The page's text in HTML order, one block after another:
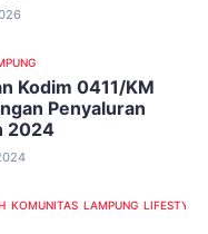
Kodim 0411/KM
Penyaluran
2024
KOMUNITAS LAMPUNG LIFESTYLE